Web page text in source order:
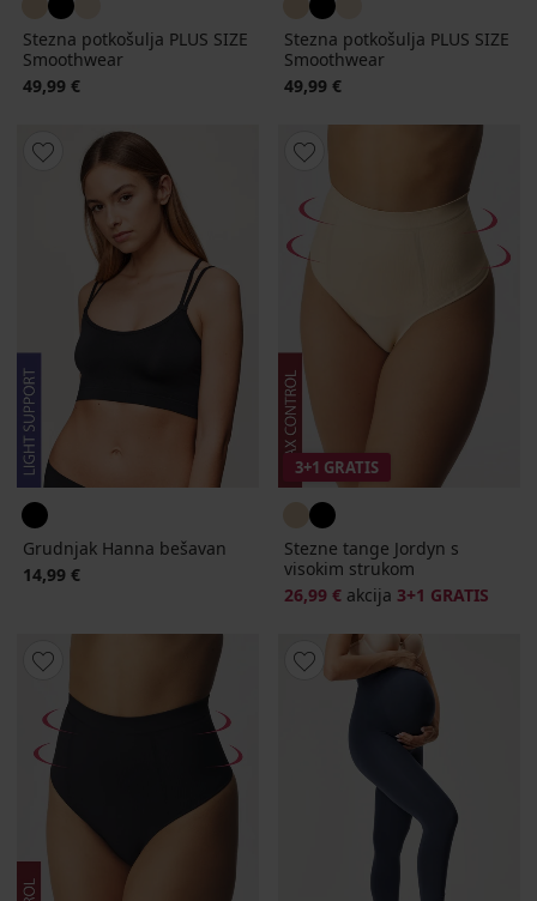
Stezna potkošulja PLUS SIZE
Smoothwear
49,99 €
Stezna potkošulja PLUS SIZE
Smoothwear
49,99 €
Grudnjak Hanna bešavan
14,99 €
3+1 GRATIS
Stezne tange Jordyn s
visokim strukom
26,99 € akcija 3+1 GRATIS